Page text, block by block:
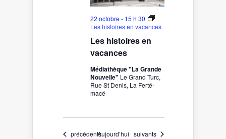
Les histoires en
vacances
22 octobre - 15 h 30
Les histoires en vacances
Médiathèque "La Grande
Nouvelle" Le Grand Turc,
Rue St Denis, La Ferté-
macé
Évènements
précédentsAujourd’hui Évènements
suivants